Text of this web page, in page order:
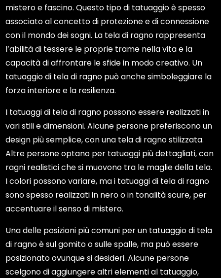
mistero e fascino. Questo tipo di tatuaggio è spesso
associato al concetto di protezione e di connessione
con il mondo dei sogni. La tela di ragno rappresenta
l’abilità di tessere le proprie trame nella vita e la
capacità di affrontare le sfide in modo creativo. Un
tatuaggio di tela di ragno può anche simboleggiare la
forza interiore e la resilienza.
I tatuaggi di tela di ragno possono essere realizzati in
vari stili e dimensioni. Alcune persone preferiscono un
design più semplice, con una tela di ragno stilizzata.
Altre persone optano per tatuaggi più dettagliati, con
ragni realistici che si muovono tra le maglie della tela.
I colori possono variare, ma i tatuaggi di tela di ragno
sono spesso realizzati in nero o in tonalità scure, per
accentuare il senso di mistero.
Una delle posizioni più comuni per un tatuaggio di tela
di ragno è sul gomito o sulle spalle, ma può essere
posizionato ovunque si desideri. Alcune persone
scelgono di aggiungere altri elementi al tatuaggio,